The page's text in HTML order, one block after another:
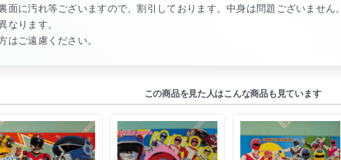
に汚れ等ございますので、割引しております。中身は問題ございません。
なります。
はご遠慮ください。
この商品を見た人はこんな商品も見ています